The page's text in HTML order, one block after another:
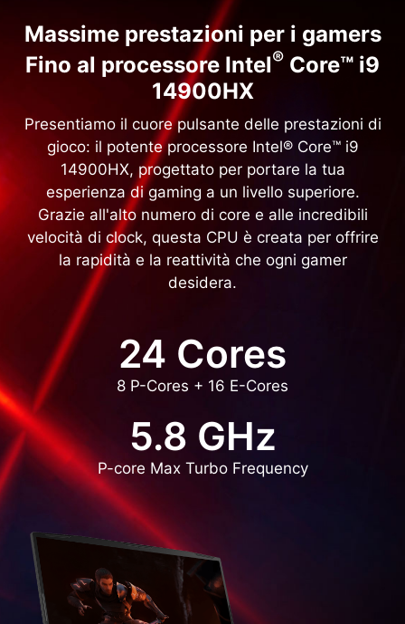
Massime prestazioni per i gamers
Fino al processore Intel® Core™ i9
14900HX
Presentiamo il cuore pulsante delle prestazioni di
gioco: il potente processore Intel® Core™ i9
14900HX, progettato per portare la tua
esperienza di gaming a un livello superiore.
Grazie all'alto numero di core e alle incredibili
velocità di clock, questa CPU è creata per offrire
la rapidità e la reattività che ogni gamer
desidera.
24 Cores
8 P-Cores + 16 E-Cores
5.8 GHz
P-core Max Turbo Frequency